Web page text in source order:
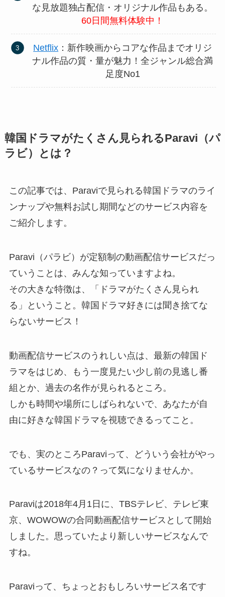
な見放題独占配信・オリジナル作品もある。
60日間無料体験中！
Netflix ：新作映画からコアな作品までオリジ
ナル作品の質・量が魅力！全ジャンル総合満
足度No1
韓国ドラマがたくさん見られるParavi（パ
ラビ）とは？
この記事では、Paraviで見られる韓国ドラマのライ
ンナップや無料お試し期間などのサービス内容を
ご紹介します。
Paravi（パラビ）が定額制の動画配信サービスだっ
ていうことは、みんな知っていますよね。
その大きな特徴は、「ドラマがたくさん見られ
る」ということ。韓国ドラマ好きには聞き捨てな
らないサービス！
動画配信サービスのうれしい点は、最新の韓国ド
ラマをはじめ、もう一度見たい少し前の見逃し番
組とか、過去の名作が見られるところ。
しかも時間や場所にしばられないで、あなたが自
由に好きな韓国ドラマを視聴できるってこと。
でも、実のところParaviって、どういう会社がやっ
ているサービスなの？って気になりませんか。
Paraviは2018年4月1日に、TBSテレビ、テレビ東
京、WOWOWの合同動画配信サービスとして開始
しました。思っていたより新しいサービスなんで
すね。
Paraviって、ちょっとおもしろいサービス名です